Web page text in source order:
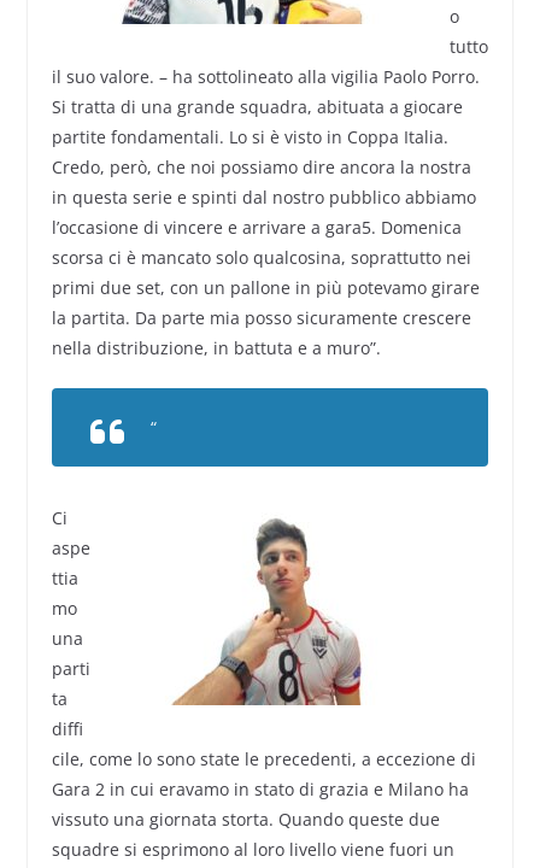
o
tutto
il suo valore. – ha sottolineato alla vigilia Paolo Porro.
Si tratta di una grande squadra, abituata a giocare
partite fondamentali. Lo si è visto in Coppa Italia.
Credo, però, che noi possiamo dire ancora la nostra
in questa serie e spinti dal nostro pubblico abbiamo
l’occasione di vincere e arrivare a gara5. Domenica
scorsa ci è mancato solo qualcosina, soprattutto nei
primi due set, con un pallone in più potevamo girare
la partita. Da parte mia posso sicuramente crescere
nella distribuzione, in battuta e a muro”.
“
Ci
aspe
ttia
mo
una
parti
ta
diffi
cile, come lo sono state le precedenti, a eccezione di
Gara 2 in cui eravamo in stato di grazia e Milano ha
vissuto una giornata storta. Quando queste due
squadre si esprimono al loro livello viene fuori un